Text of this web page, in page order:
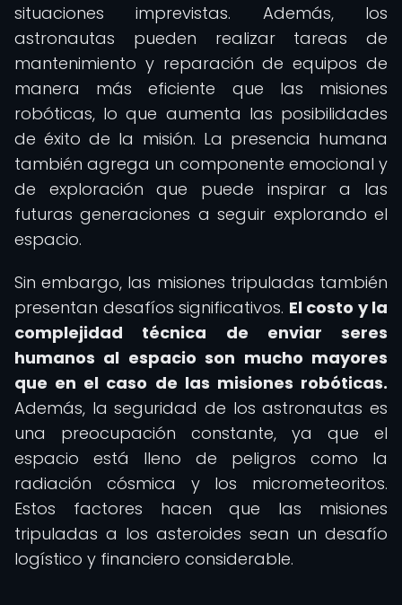
situaciones imprevistas. Además, los
astronautas pueden realizar tareas de
mantenimiento y reparación de equipos de
manera más eficiente que las misiones
robóticas, lo que aumenta las posibilidades
de éxito de la misión. La presencia humana
también agrega un componente emocional y
de exploración que puede inspirar a las
futuras generaciones a seguir explorando el
espacio.
Sin embargo, las misiones tripuladas también
presentan desafíos significativos. El costo y la
complejidad técnica de enviar seres
humanos al espacio son mucho mayores
que en el caso de las misiones robóticas.
Además, la seguridad de los astronautas es
una preocupación constante, ya que el
espacio está lleno de peligros como la
radiación cósmica y los micrometeoritos.
Estos factores hacen que las misiones
tripuladas a los asteroides sean un desafío
logístico y financiero considerable.